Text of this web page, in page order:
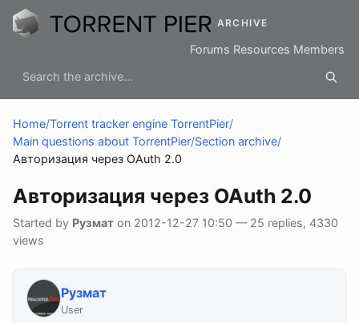
ARCHIVE
Forums Resources Members
Home/Torrent tracker engine TorrentPier/
Main questions about TorrentPier/Section archive/
Авторизация через OAuth 2.0
Авторизация через OAuth 2.0
Started by Рузмат on 2012-12-27 10:50 — 25 replies, 4330
views
Рузмат
User